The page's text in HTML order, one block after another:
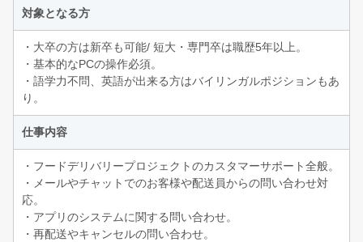
対象となる方
・大卒の方は新卒も可能/ 短大・専門卒は職歴5年以上。
・基本的なPCの操作必須。
・語学力不問、英語が出来る方はバイリンガルポジションもあ
り。
仕事内容
・フードデリバリープロジェクトのカスタマーサポート全般。
・メールやチャットでのお客様や配送員からの問い合わせ対
応。
・アプリのシステムに関する問い合わせ。
・再配送やキャンセルの問い合わせ。